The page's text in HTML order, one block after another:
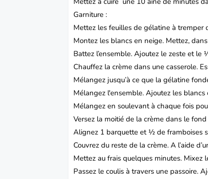
Garniture :
Mettez les feuilles de gélatine à tremper
Montez les blancs en neige. Mettez,
Battez l’ensemble.Ajoutez le zeste et le
Chauffez la crème dans une casserole.
Mélangez jusqu’à ce que la gélatine
Mélangez l'ensemble.Ajoutez les blancs
Mélangez en soulevant à chaque fois
Versez la moitié de la crème dans le
Alignez 1 barquette et ½ de framboises
Couvrez du reste de la crème.A l’aide
Mettez au frais quelques minutes. Mixez
Passez le coulis à travers une passoire.